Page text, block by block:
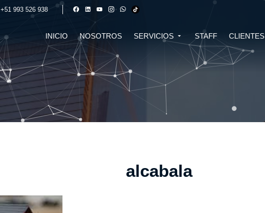
+51 993 526 938
INICIO NOSOTROS SERVICIOS
DERECHO FINANCIERO Y
CRIPTOMONEDAS
DERECHO TRIBUTARIO
DERECHO CIVIL
DERECHO EMPRESARIAL Y
CORPORATIVO
DERECHO INMOBILIARIO DERECHO MIGRATORIO
STAFF CLIENTES
CIVIL
alcabala